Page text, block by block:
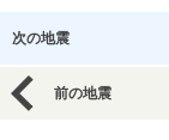
次の地震
前の地震